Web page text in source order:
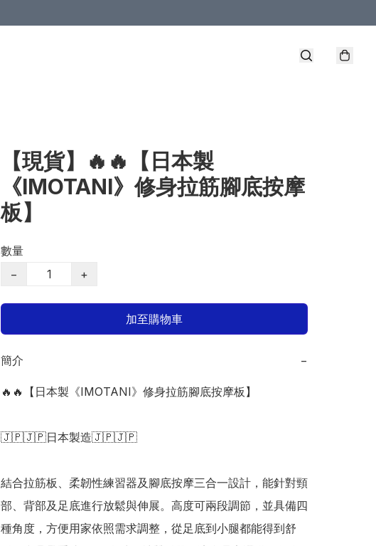
【現貨】🔥🔥【日本製
《IMOTANI》修身拉筋腳底按摩
板】
數量
−
+
加至購物車
簡介 −
🔥🔥【日本製《IMOTANI》修身拉筋腳底按摩板】
🇯🇵🇯🇵日本製造🇯🇵🇯🇵
結合拉筋板、柔韌性練習器及腳底按摩三合一設計，能針對頸
部、背部及足底進行放鬆與伸展。高度可兩段調節，並具備四
種角度，方便用家依照需求調整，從足底到小腿都能得到舒